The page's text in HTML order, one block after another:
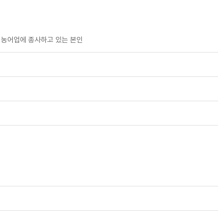
어업에 종사하고 있는 본인